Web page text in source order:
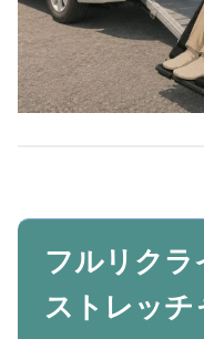
フルリクラ
ストレッチ